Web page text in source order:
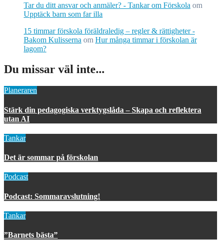
Tar du ditt ansvar och anmäler? - Tankar om Förskola om
Upptäck barn som far illa
15 timmar förskola föräldraledig – regler & rättigheter -
Bakom Kulisserna om Hur många timmar i förskolan är
lagom?
Du missar väl inte...
Planeraren
Stärk din pedagogiska verktygslåda – Skapa och reflektera
utan AI
Tankar
Det är sommar på förskolan
Podcast
Podcast: Sommaravslutning!
Tankar
”Barnets bästa”